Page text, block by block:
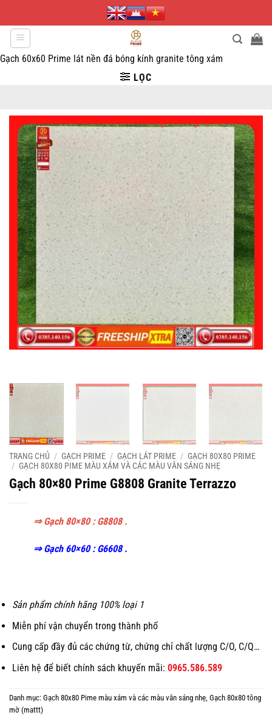
dung
Gạch 60x60 Prime lát nền đá bóng kính granite tông xám
LỌC
TRANG CHỦ / GẠCH PRIME / GẠCH LÁT PRIME / GẠCH 80X80 PRIME
/ GẠCH 80X80 PIME MÀU XÁM VÀ CÁC MÀU VÂN SÁNG NHẸ
Gạch 80×80 Prime G8808 Granite Terrazzo
⇒ Gạch 80×80 : G8808 .
⇒ Gạch 60×60 : G6608 .
Sản phẩm chính hãng 100% loại 1
Miễn phí vận chuyển trong thành phố
Cung cấp đầy đủ các chứng từ, chứng chỉ chất lượng C/O, C/Q…
Liên hệ để biết chính sách khuyến mãi: 0965.586.589
Danh mục: Gạch 80x80 Pime màu xám và các màu vân sáng nhẹ Gạch 80x80 tông
mờ (mattt)